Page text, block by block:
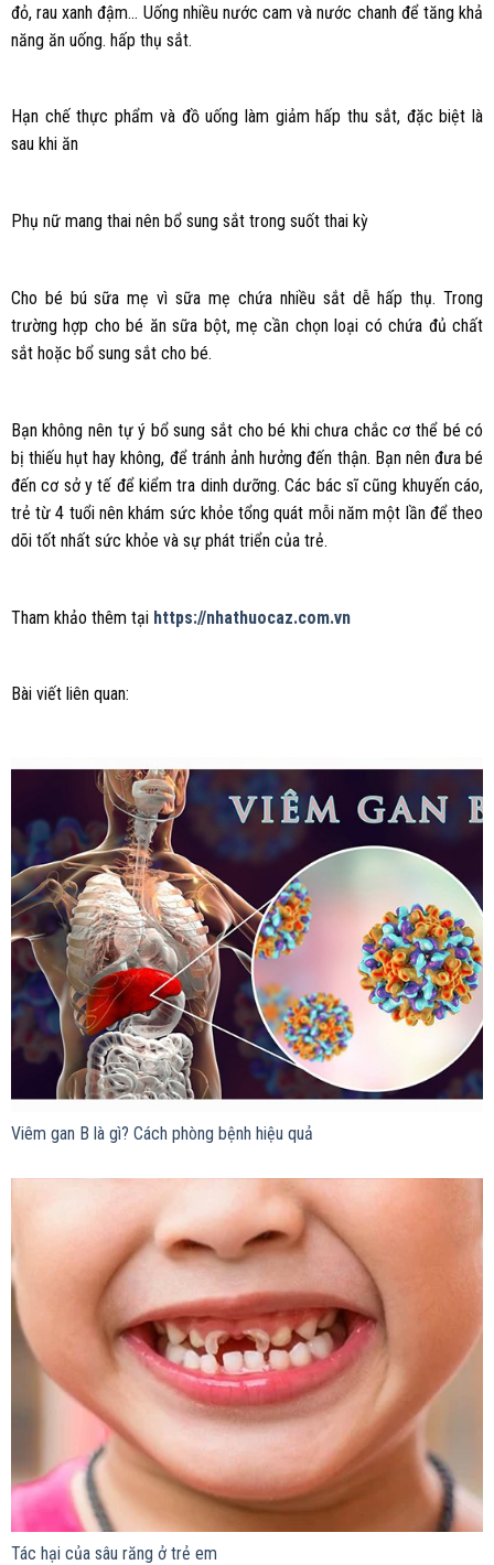
đỏ, rau xanh đậm… Uống nhiều nước cam và nước chanh để tăng khả
năng ăn uống. hấp thụ sắt.
Hạn chế thực phẩm và đồ uống làm giảm hấp thu sắt, đặc biệt là
sau khi ăn
Phụ nữ mang thai nên bổ sung sắt trong suốt thai kỳ
Cho bé bú sữa mẹ vì sữa mẹ chứa nhiều sắt dễ hấp thụ. Trong
trường hợp cho bé ăn sữa bột, mẹ cần chọn loại có chứa đủ chất
sắt hoặc bổ sung sắt cho bé.
Bạn không nên tự ý bổ sung sắt cho bé khi chưa chắc cơ thể bé có
bị thiếu hụt hay không, để tránh ảnh hưởng đến thận. Bạn nên đưa bé
đến cơ sở y tế để kiểm tra dinh dưỡng. Các bác sĩ cũng khuyến cáo,
trẻ từ 4 tuổi nên khám sức khỏe tổng quát mỗi năm một lần để theo
dõi tốt nhất sức khỏe và sự phát triển của trẻ.
Tham khảo thêm tại https://nhathuocaz.com.vn
Bài viết liên quan:
Viêm gan B là gì? Cách phòng bệnh hiệu quả
Tác hại của sâu răng ở trẻ em